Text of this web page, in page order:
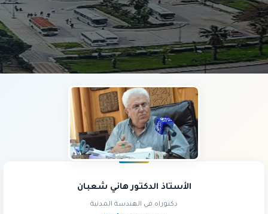
الأستاذ الدكتور هاني شعبان
دكتوراه في الهندسة المدنية